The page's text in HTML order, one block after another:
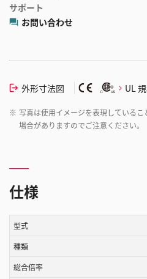
サポート
お問い合わせ
外形寸法図 UL
※ 写真は使用イメージを表現している
場合がありますのでご注意ください。
仕様
型式
種類
総合倍率